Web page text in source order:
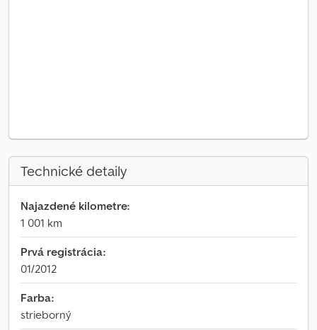
Technické detaily
Najazdené kilometre:
1 001 km
Prvá registrácia:
01/2012
Farba:
strieborný